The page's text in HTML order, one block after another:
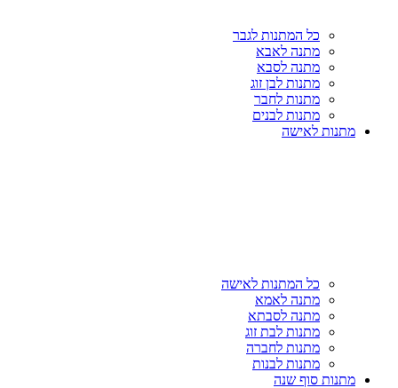
כל המתנות לגבר
מתנה לאבא
מתנה לסבא
מתנות לבן זוג
מתנות לחבר
מתנות לבנים
מתנות לאישה
כל המתנות לאישה
מתנה לאמא
מתנה לסבתא
מתנות לבת זוג
מתנות לחברה
מתנות לבנות
מתנות סוף שנה